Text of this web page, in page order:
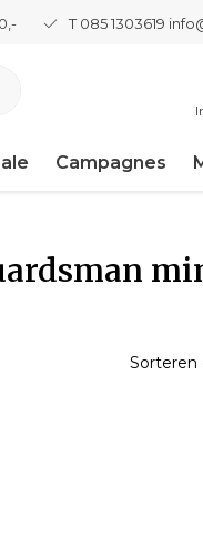
T 085 1303619
Campagnes
Sorteren